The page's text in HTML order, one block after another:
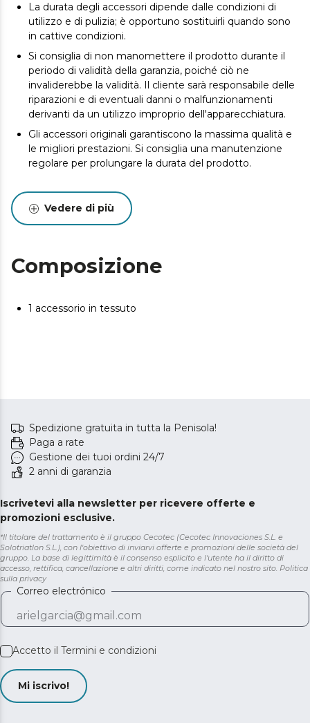
La durata degli accessori dipende dalle condizioni di
utilizzo e di pulizia; è opportuno sostituirli quando sono
in cattive condizioni.
Si consiglia di non manomettere il prodotto durante il
periodo di validità della garanzia, poiché ciò ne
invaliderebbe la validità. Il cliente sarà responsabile delle
riparazioni e di eventuali danni o malfunzionamenti
derivanti da un utilizzo improprio dell'apparecchiatura.
Gli accessori originali garantiscono la massima qualità e
le migliori prestazioni. Si consiglia una manutenzione
regolare per prolungare la durata del prodotto.
Vedere di più
Composizione
1 accessorio in tessuto
Spedizione gratuita in tutta la Penisola!
Paga a rate
Gestione dei tuoi ordini 24/7
2 anni di garanzia
Iscrivetevi alla newsletter per ricevere offerte e
promozioni esclusive.
*Il titolare del trattamento è il gruppo Cecotec (Cecotec Innovaciones S.L. e
Solotriatlon S.L.), con l'obiettivo di inviarvi offerte e promozioni delle società del
gruppo. La base di legittimità è il consenso esplicito e l'utente ha il diritto di
accesso, rettifica, cancellazione e altri diritti, come indicato nel nostro sito. Politica
sulla privacy
Correo electrónico
Accetto il Termini e condizioni
Mi iscrivo!